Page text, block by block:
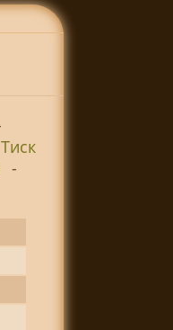
Тиск
-